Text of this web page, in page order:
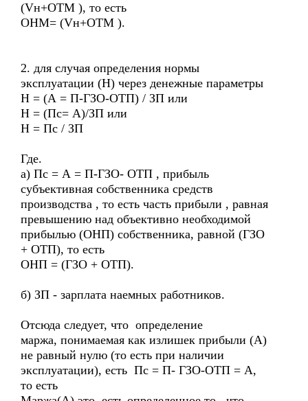
(Vн+ОТМ ), то есть
ОНМ= (Vн+ОТМ ).
2. для случая определения нормы
эксплуатации (Н) через денежные параметры
Н = (А = П-ГЗО-ОТП) / ЗП или
Н = (Пс= А)/ЗП или
Н = Пс / ЗП
Где.
а) Пс = А = П-ГЗО- ОТП , прибыль
субъективная собственника средств
производства , то есть часть прибыли , равная
превышению над объективно необходимой
прибылью (ОНП) собственника, равной (ГЗО
+ ОТП), то есть
ОНП = (ГЗО + ОТП).
б) ЗП - зарплата наемных работников.
Отсюда следует, что определение
маржа, понимаемая как излишек прибыли (А)
не равный нулю (то есть при наличии
эксплуатации), есть Пс = П- ГЗО-ОТП = А,
то есть